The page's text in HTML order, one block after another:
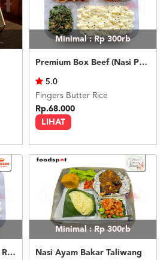
Minimal : Rp 300rb
Premium Box Beef (Nasi Putih)
LIHAT
5.0
Fingers Butter Rice
Rp.68.000
Fingers Box Beef (Butter Rice)
Minimal : Rp 300rb
Nasi Ayam Bakar Taliwang